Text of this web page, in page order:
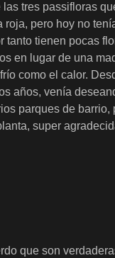
tres passifloras
roja, pero hoy no
tanto tienen pocas
en lugar de una
como el calor.
años, venía
parques de
super
que son